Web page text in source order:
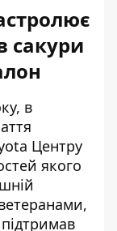
сакури
в
Центру
якого